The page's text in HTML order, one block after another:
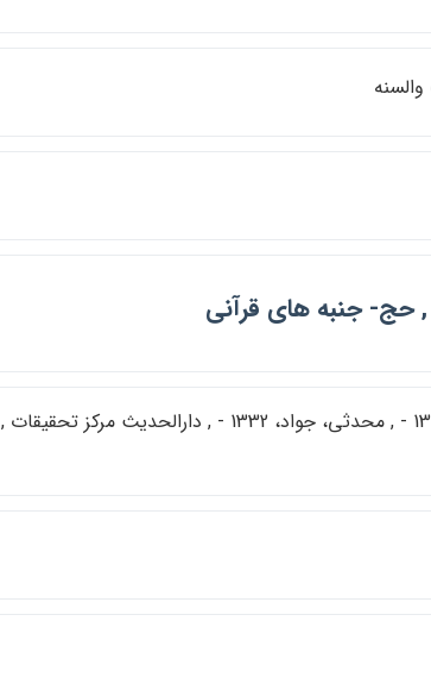
جنبه هاي قرآني
مسعودي، عبدالهادي، 1343 - , محدثي، جواد، 1332 - , دارالحديث مركز تحقيقات ,